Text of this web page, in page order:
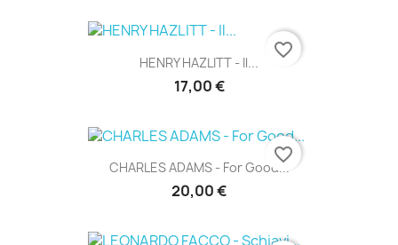
HENRY HAZLITT - Il...
17,00 €
favorite_border
CHARLES ADAMS - For Good...
20,00 €
favorite_border